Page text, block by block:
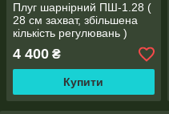
Плуг шарнірний ПШ-1.28 (
28 см захват, збільшена
кількість регулювань )
4 400 ₴
Купити